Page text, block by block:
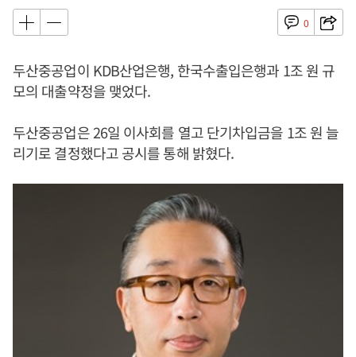
0
두산중공업이 KDB산업은행, 한국수출입은행과 1조 원 규
모의 대출약정을 맺었다.
두산중공업은 26일 이사회를 열고 단기차입금을 1조 원 늘
리기로 결정했다고 공시를 통해 밝혔다.